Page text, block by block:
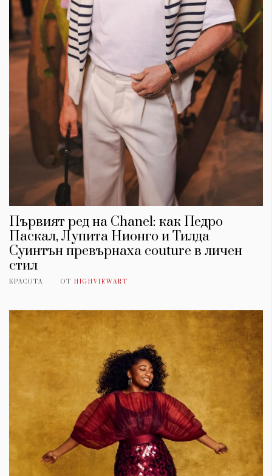
Първият ред на Chanel: как Педро
Паскал, Лупита Нионго и Тилда
Суинтън превърнаха couture в личен
стил
КРАСОТА ОТ HIGHVIEWART